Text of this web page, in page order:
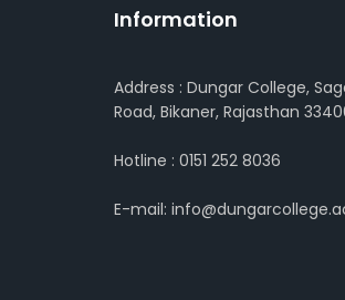
Information
Address : Dungar College,
Road, Bikaner, Rajasthan
Hotline : 0151 252 8036
E-mail: